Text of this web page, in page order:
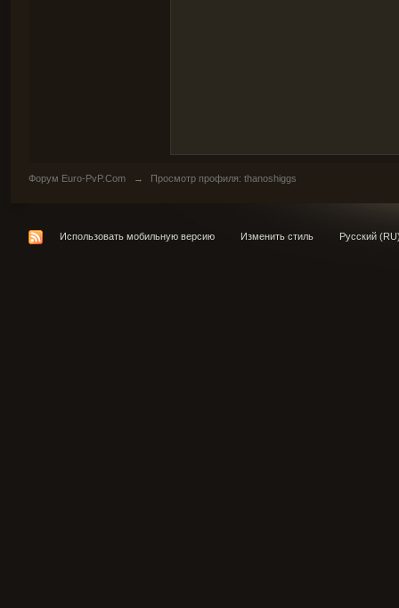
Форум Euro-PvP.Com → Просмотр профиля: thanoshiggs
Использовать мобильную версию Изменить стиль Русский